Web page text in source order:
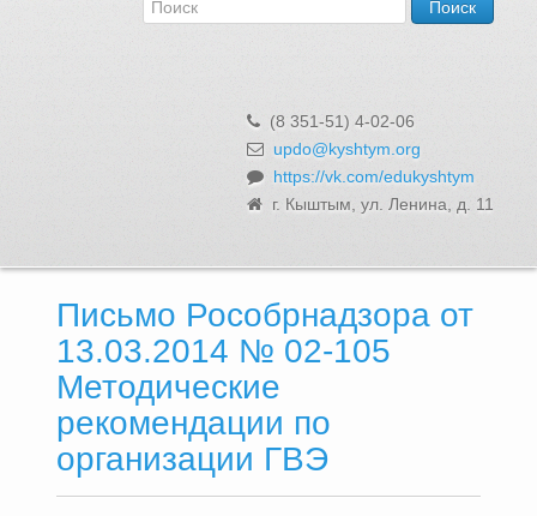
(8 351-51) 4-02-06
updo@kyshtym.org
https://vk.com/edukyshtym
г. Кыштым, ул. Ленина, д. 11
Об Управлении
Муниципальная служба и вакансии
Информационные системы, реестры и банки данных
Закупки для муниципальных нужд
Использование бюджетных средств
Письмо Рособрнадзора от
13.03.2014 № 02-105
Методические
рекомендации по
организации ГВЭ